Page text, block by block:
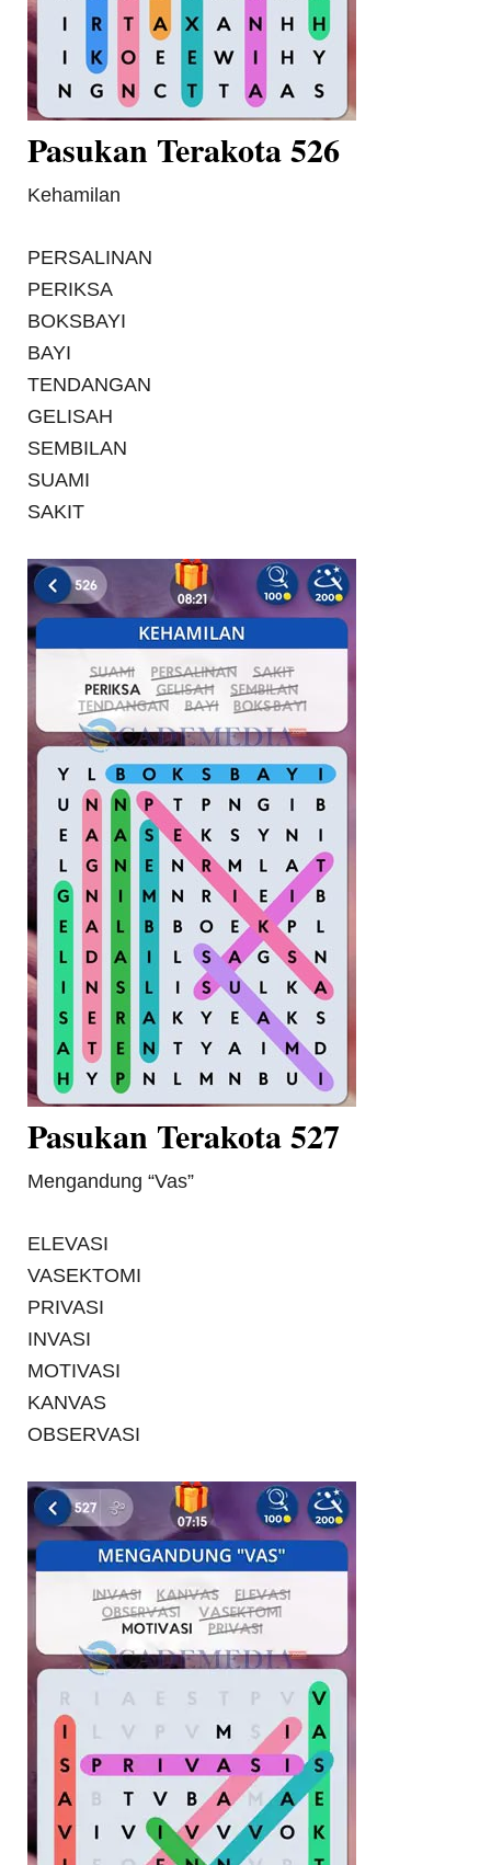
Pasukan Terakota 526
Kehamilan
PERSALINAN
PERIKSA
BOKSBAYI
BAYI
TENDANGAN
GELISAH
SEMBILAN
SUAMI
SAKIT
Pasukan Terakota 527
Mengandung “Vas”
ELEVASI
VASEKTOMI
PRIVASI
INVASI
MOTIVASI
KANVAS
OBSERVASI